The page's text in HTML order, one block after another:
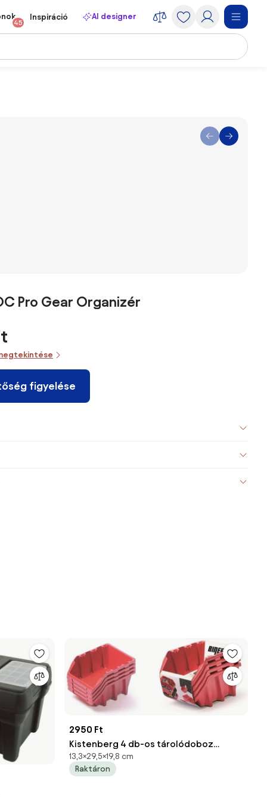
45
Inspiráció AI designer
Pro Gear Organizér
figyelése
2950 Ft
Kistenberg 4 db-os tárolódoboz
készlet BINEER LONG 295x198x133mm,
piros színben
13,3×29,5×19,8 cm
Raktáron